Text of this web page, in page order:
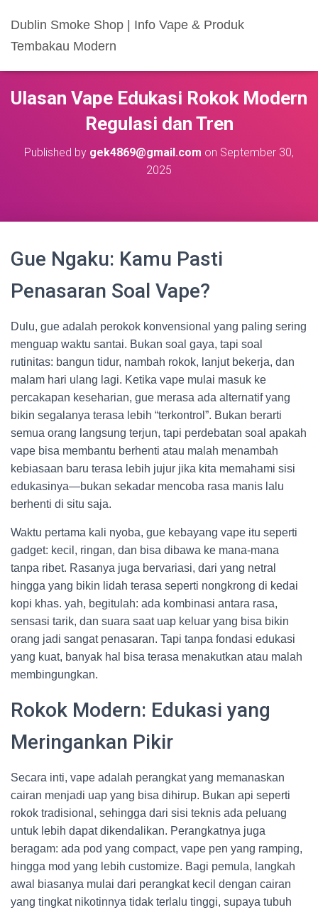
Dublin Smoke Shop | Info Vape & Produk
Tembakau Modern
Ulasan Vape Edukasi Rokok Modern
Regulasi dan Tren
Published by gek4869@gmail.com on September 30,
2025
Gue Ngaku: Kamu Pasti
Penasaran Soal Vape?
Dulu, gue adalah perokok konvensional yang paling sering
menguap waktu santai. Bukan soal gaya, tapi soal
rutinitas: bangun tidur, nambah rokok, lanjut bekerja, dan
malam hari ulang lagi. Ketika vape mulai masuk ke
percakapan keseharian, gue merasa ada alternatif yang
bikin segalanya terasa lebih “terkontrol”. Bukan berarti
semua orang langsung terjun, tapi perdebatan soal apakah
vape bisa membantu berhenti atau malah menambah
kebiasaan baru terasa lebih jujur jika kita memahami sisi
edukasinya—bukan sekadar mencoba rasa manis lalu
berhenti di situ saja.
Waktu pertama kali nyoba, gue kebayang vape itu seperti
gadget: kecil, ringan, dan bisa dibawa ke mana-mana
tanpa ribet. Rasanya juga bervariasi, dari yang netral
hingga yang bikin lidah terasa seperti nongkrong di kedai
kopi khas. yah, begitulah: ada kombinasi antara rasa,
sensasi tarik, dan suara saat uap keluar yang bisa bikin
orang jadi sangat penasaran. Tapi tanpa fondasi edukasi
yang kuat, banyak hal bisa terasa menakutkan atau malah
membingungkan.
Rokok Modern: Edukasi yang
Meringankan Pikir
Secara inti, vape adalah perangkat yang memanaskan
cairan menjadi uap yang bisa dihirup. Bukan api seperti
rokok tradisional, sehingga dari sisi teknis ada peluang
untuk lebih dapat dikendalikan. Perangkatnya juga
beragam: ada pod yang compact, vape pen yang ramping,
hingga mod yang lebih customize. Bagi pemula, langkah
awal biasanya mulai dari perangkat kecil dengan cairan
yang tingkat nikotinnya tidak terlalu tinggi, supaya tubuh